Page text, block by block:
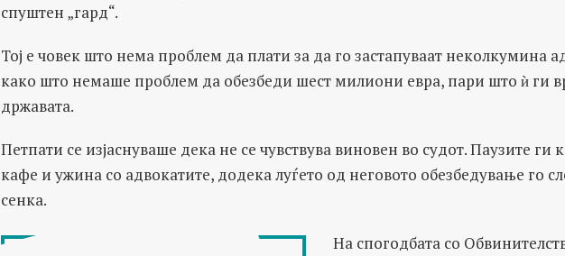
спуштен „гард“.
Тој е човек што нема проблем да плати за да го застапуваат неколкумина
како што немаше проблем да обезбеди шест милиони евра, пари што ѝ ги
државата.
Петпати се изјаснуваше дека не се чувствува виновен во судот. Паузите ги
кафе и ужина со адвокатите, додека луѓето од неговото обезбедување го
сенка.
На спогодбата со